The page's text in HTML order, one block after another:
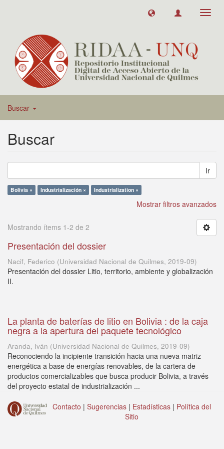
Buscar
Buscar
Ir
Bolivia × Industrialización × Industrialization ×
Mostrar filtros avanzados
Mostrando ítems 1-2 de 2
Presentación del dossier
Nacif, Federico (Universidad Nacional de Quilmes, 2019-09)
Presentación del dossier Litio, territorio, ambiente y globalización
II.
La planta de baterías de litio en Bolivia : de la caja
negra a la apertura del paquete tecnológico
Aranda, Iván (Universidad Nacional de Quilmes, 2019-09)
Reconociendo la incipiente transición hacia una nueva matriz
energética a base de energías renovables, de la cartera de
productos comercializables que busca producir Bolivia, a través
del proyecto estatal de industrialización ...
Contacto | Sugerencias | Estadísticas | Política del
Sitio